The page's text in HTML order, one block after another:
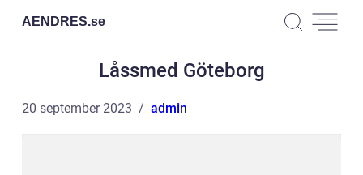
AENDRES.se
Låssmed Göteborg
20 september 2023 admin